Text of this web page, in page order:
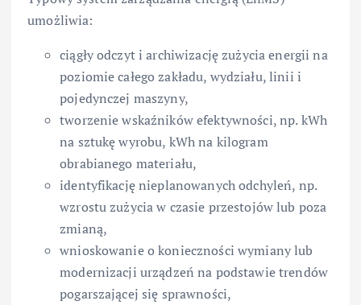
umożliwia:
ciągły odczyt i archiwizację zużycia energii na
poziomie całego zakładu, wydziału, linii i
pojedynczej maszyny,
tworzenie wskaźników efektywności, np. kWh
na sztukę wyrobu, kWh na kilogram
obrabianego materiału,
identyfikację nieplanowanych odchyleń, np.
wzrostu zużycia w czasie przestojów lub poza
zmianą,
wnioskowanie o konieczności wymiany lub
modernizacji urządzeń na podstawie trendów
pogarszającej się sprawności,